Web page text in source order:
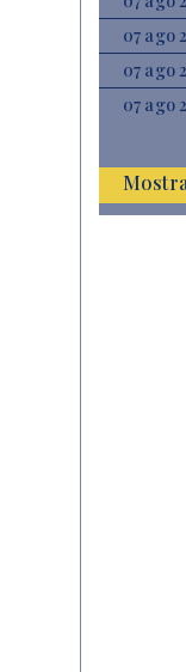
07 ago
07 ago
07 ago